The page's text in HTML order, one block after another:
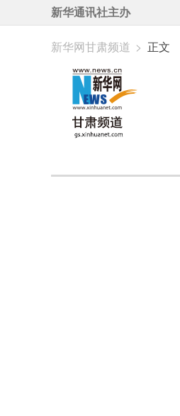
新华通讯社主办
新华网甘肃频道 > 正文